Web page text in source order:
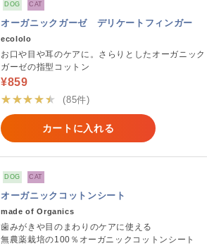
DOG CAT
オーガニックガーゼ デリケートフィンガー
ecololo
お口や目や耳のケアに。さらりとしたオーガニック
ガーゼの指型コットン
¥859
★★★★★
(85件)
カートに入れる
DOG CAT
オーガニックコットンシート
made of Organics
歯みがきや目のまわりのケアに使える
無農薬栽培の100％オーガニックコットンシート